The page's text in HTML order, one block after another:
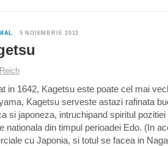
5 NOIEMBRIE 2013
in 1642, Kagetsu este poate cel mai
Kagetsu serveste astazi rafinata
si japoneza, intruchipand spiritul
nationala din timpul perioadei Edo. (In
cu Japonia, si totul se facea in